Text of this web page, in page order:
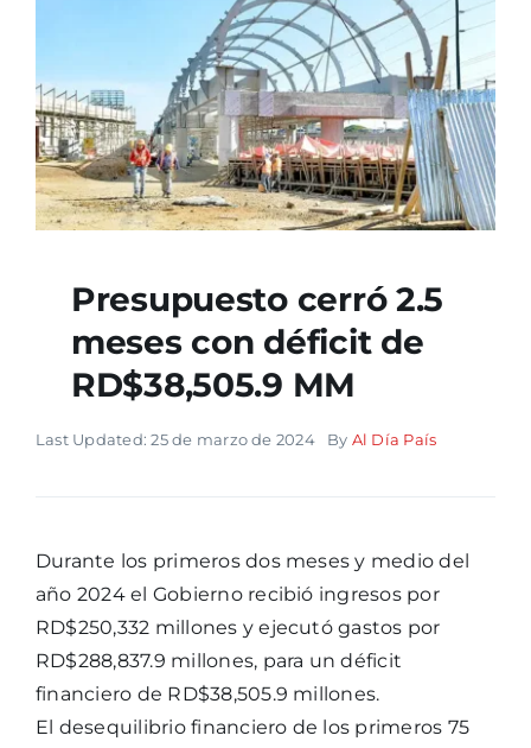
Presupuesto cerró 2.5
meses con déficit de
RD$38,505.9 MM
Last Updated: 25 de marzo de 2024 By Al Día País
Durante los primeros dos meses y medio del
año 2024 el Gobierno recibió ingresos por
RD$250,332 millones y ejecutó gastos por
RD$288,837.9 millones, para un déficit
financiero de RD$38,505.9 millones.
El desequilibrio financiero de los primeros 75